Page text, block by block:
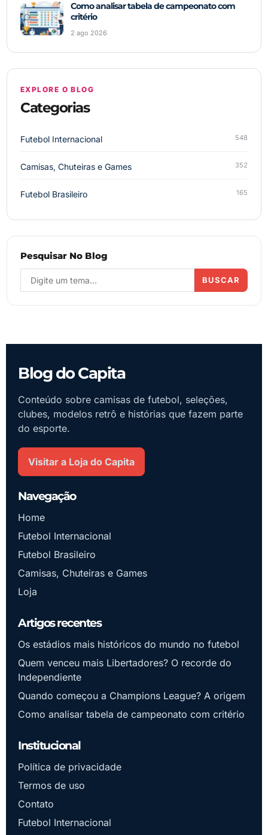
Como analisar tabela de campeonato com
critério
2 ago 2026
EXPLORE O BLOG
Categorias
Futebol Internacional 548
Camisas, Chuteiras e Games 352
Futebol Brasileiro 165
Pesquisar No Blog
BUSCAR
Blog do Capita
Conteúdo sobre camisas de futebol, seleções,
clubes, modelos retrô e histórias que fazem parte
do esporte.
Visitar a Loja do Capita
Navegação
Home
Futebol Internacional
Futebol Brasileiro
Camisas, Chuteiras e Games
Loja
Artigos recentes
Os estádios mais históricos do mundo no futebol
Quem venceu mais Libertadores? O recorde do
Independiente
Quando começou a Champions League? A origem
Como analisar tabela de campeonato com critério
Institucional
Política de privacidade
Termos de uso
Contato
Futebol Internacional